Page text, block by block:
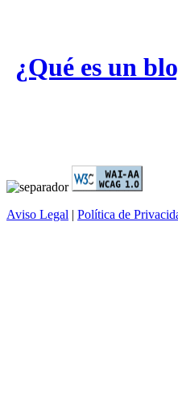
¿Qué es un
Aviso Legal | Política de